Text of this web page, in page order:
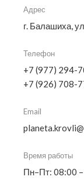
Адрес
г. Балашиха,
Телефон
+7 (977) 294-
+7 (926) 708-
Email
Время работы
Пн–Пт: 08:00